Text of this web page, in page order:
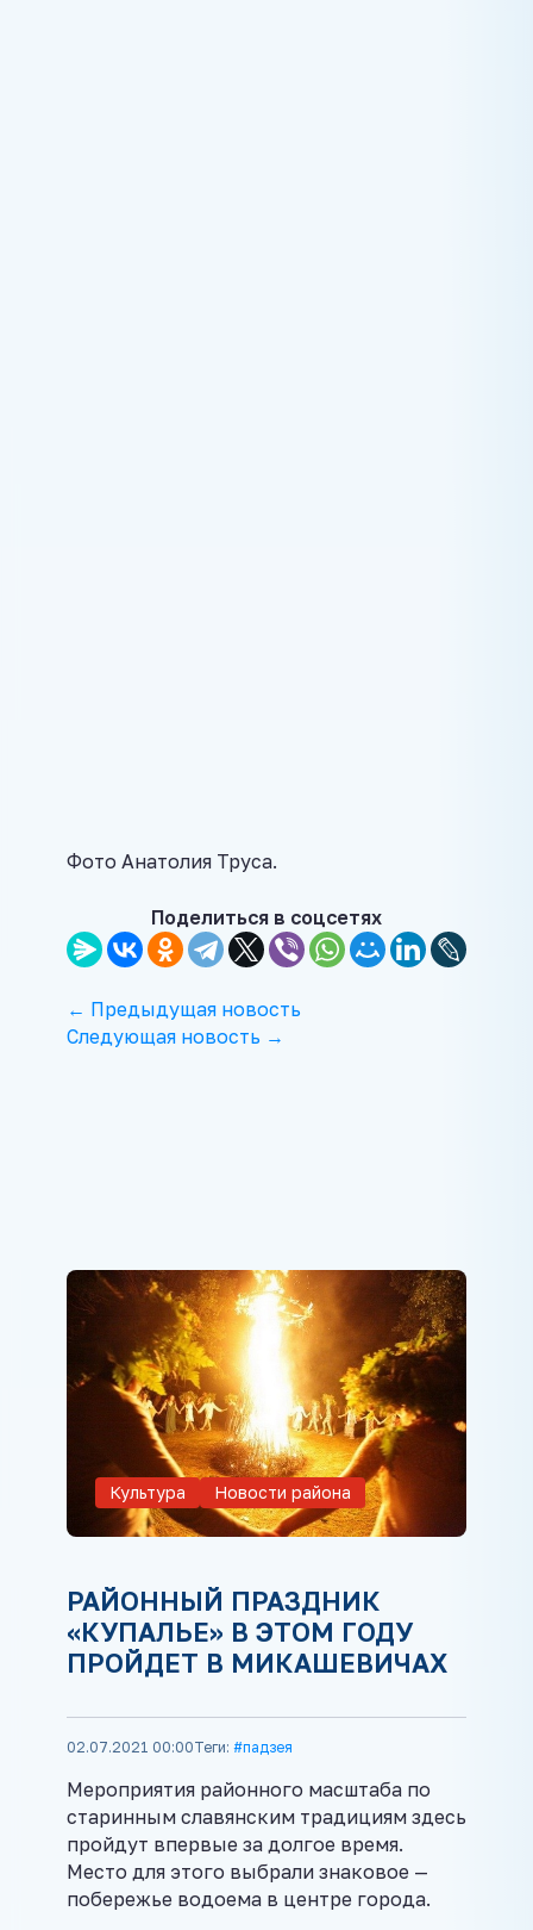
Фото Анатолия Труса.
Поделиться в соцсетях
← Предыдущая новость
Следующая новость →
Культура Новости района
РАЙОННЫЙ ПРАЗДНИК
«КУПАЛЬЕ» В ЭТОМ ГОДУ
ПРОЙДЕТ В МИКАШЕВИЧАХ
02.07.2021 00:00Теги: #падзея
Мероприятия районного масштаба по
старинным славянским традициям здесь
пройдут впервые за долгое время.
Место для этого выбрали знаковое —
побережье водоема в центре города.